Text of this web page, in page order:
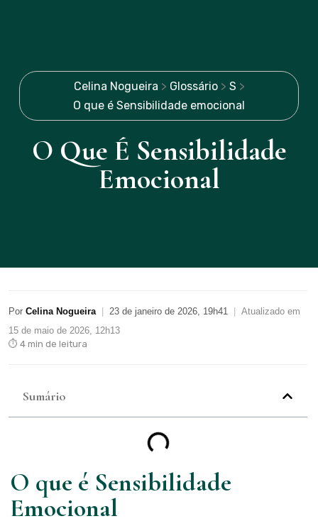
Celina Nogueira > Glossário> S >
O que é Sensibilidade emocional
O Que É Sensibilidade
Emocional
Por Celina Nogueira 23 de janeiro de 2026, 19h41
Atualizado em
15 de maio de 2026, 12h13
⏱ 4 min de leitura
Sumário
O que é Sensibilidade
Emocional